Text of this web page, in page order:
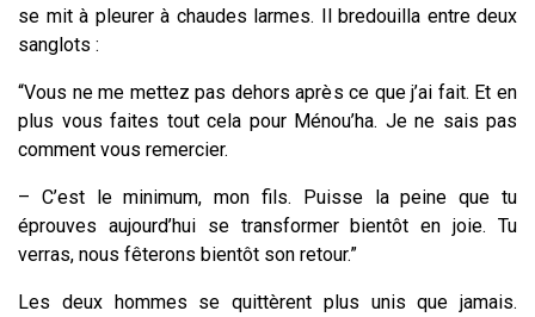
se mit à pleurer à chaudes larmes. Il bredouilla entre deux
sanglots :
“Vous ne me mettez pas dehors après ce que j’ai fait. Et en
plus vous faites tout cela pour Ménou’ha. Je ne sais pas
comment vous remercier.
– C’est le minimum, mon fils. Puisse la peine que tu
éprouves aujourd’hui se transformer bientôt en joie. Tu
verras, nous fêterons bientôt son retour.”
Les deux hommes se quittèrent plus unis que jamais.